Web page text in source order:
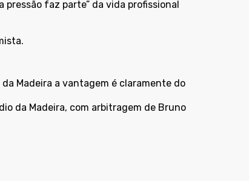
pressão faz parte” da vida profissional
da Madeira a vantagem é claramente do
da Madeira, com arbitragem de Bruno